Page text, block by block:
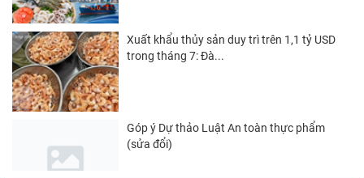
Xuất khẩu thủy sản duy trì trên 1,1 tỷ USD
trong tháng 7: Đà...
Góp ý Dự thảo Luật An toàn thực phẩm
(sửa đổi)